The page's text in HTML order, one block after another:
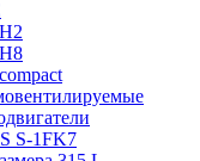
S-1FK7